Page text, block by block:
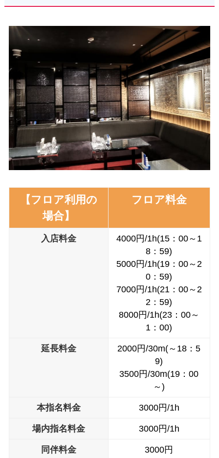
【フロア利用の
場合】
フロア料金
入店料金
4000円/1h(15：00～1
8：59)
5000円/1h(19：00～2
0：59)
7000円/1h(21：00～2
2：59)
8000円/1h(23：00～
1：00)
延長料金
2000円/30m(～18：5
9)
3500円/30m(19：00
～)
本指名料金 3000円/1h
場内指名料金 3000円/1h
同伴料金 3000円